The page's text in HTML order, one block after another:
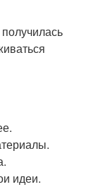
идеи.